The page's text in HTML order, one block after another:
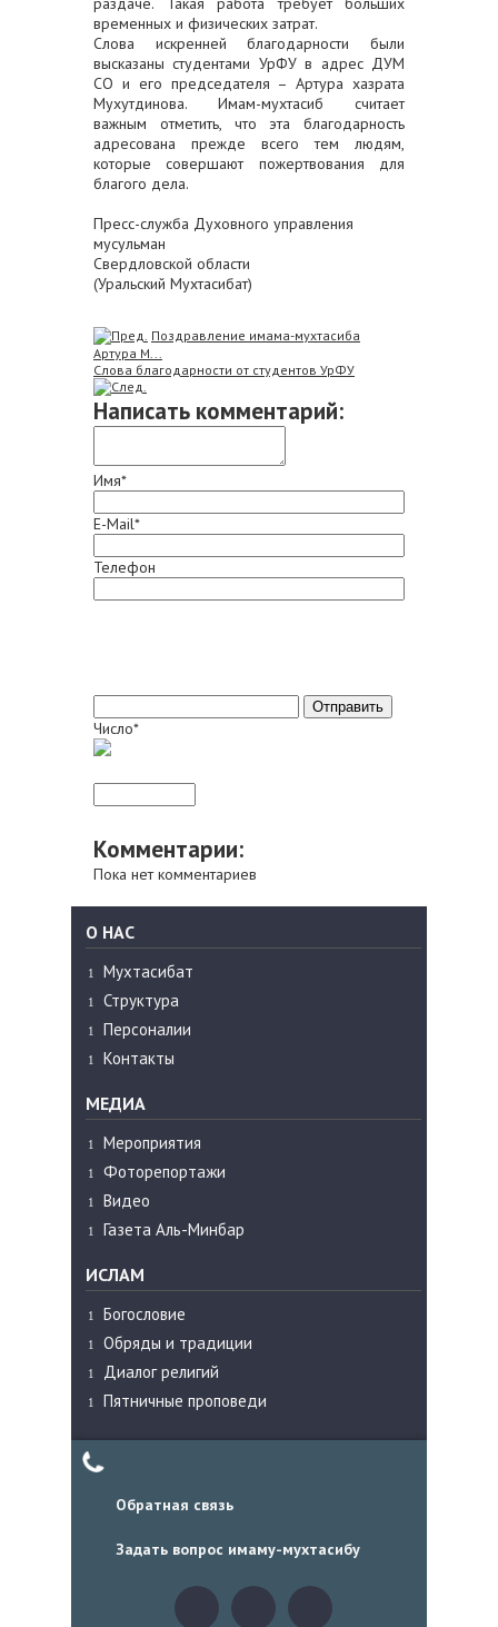
временных и физических затрат.
Слова искренней благодарности были
высказаны студентами УрФУ в адрес ДУМ
СО и его председателя – Артура хазрата
Мухутдинова. Имам-мухтасиб считает
важным отметить, что эта благодарность
адресована прежде всего тем людям,
которые совершают пожертвования для
благого дела.
Пресс-служба Духовного управления
мусульман
Свердловской области
(Уральский Мухтасибат)
Поздравление имама-мухтасиба
Артура М...
Слова благодарности от студентов УрФУ
Написать комментарий:
Имя*
E-Mail*
Телефон
Число*
Комментарии:
Пока нет комментариев
О НАС
Мухтасибат
Структура
Персоналии
Контакты
МЕДИА
Мероприятия
Фоторепортажи
Видео
Газета Аль-Минбар
ИСЛАМ
Богословие
Обряды и традиции
Диалог религий
Пятничные проповеди
Обратная связь
Задать вопрос имаму-мухтасибу